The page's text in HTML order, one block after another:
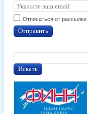
Отписаться от рассылки
Отправить
Искать